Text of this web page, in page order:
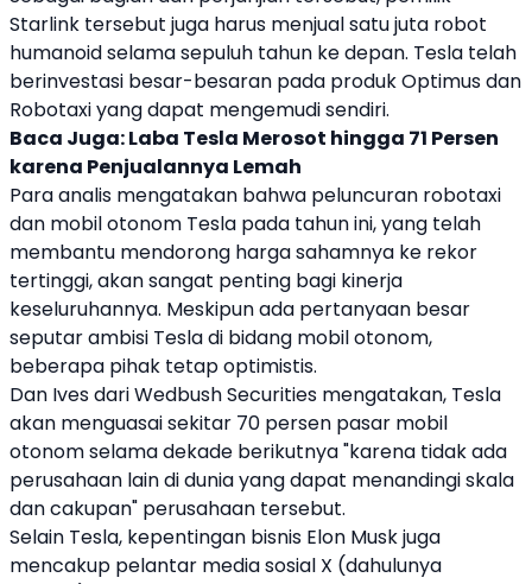
Starlink tersebut juga harus menjual satu juta robot
humanoid selama sepuluh tahun ke depan. Tesla telah
berinvestasi besar-besaran pada produk Optimus dan
Robotaxi yang dapat mengemudi sendiri.
Baca Juga:Laba Tesla Merosot hingga 71 Persen
karena Penjualannya Lemah
Para analis mengatakan bahwa peluncuran robotaxi
dan mobil otonom Tesla pada tahun ini, yang telah
membantu mendorong harga sahamnya ke rekor
tertinggi, akan sangat penting bagi kinerja
keseluruhannya. Meskipun ada pertanyaan besar
seputar ambisi Tesladi bidang mobil otonom,
beberapa pihak tetap optimistis.
Dan Ives dari Wedbush Securities mengatakan, Tesla
akan menguasai sekitar 70 persen pasar mobil
otonom selama dekade berikutnya "karena tidak ada
perusahaan lain di dunia yang dapat menandingi skala
dan cakupan" perusahaan tersebut.
Selain Tesla, kepentingan bisnis Elon Muskjuga
mencakup pelantar media sosial X (dahulunya